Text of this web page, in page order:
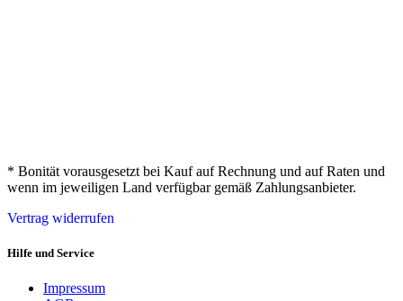
* Bonität vorausgesetzt bei Kauf auf Rechnung und auf Raten und
wenn im jeweiligen Land verfügbar gemäß Zahlungsanbieter.
Vertrag widerrufen
Hilfe und Service
Impressum